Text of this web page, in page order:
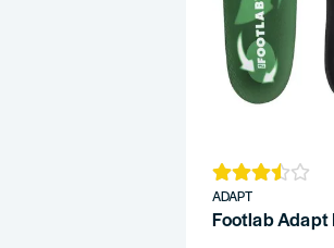
ADAPT
Footlab Adapt